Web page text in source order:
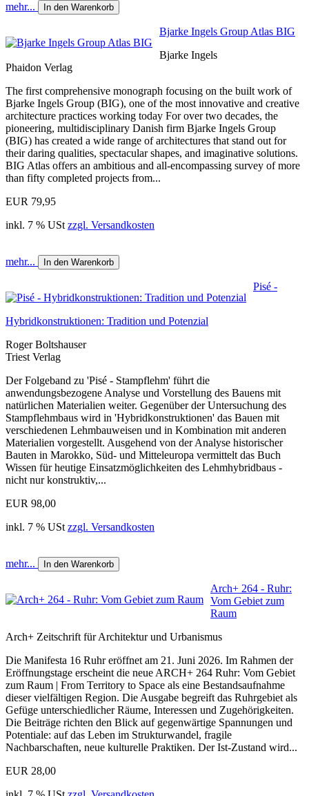
mehr... In den Warenkorb
Bjarke Ingels Group Atlas BIG
Bjarke Ingels
Phaidon Verlag
The first comprehensive monograph focusing on the built work of
Bjarke Ingels Group (BIG), one of the most innovative and creative
architecture practices working today For over two decades, the
pioneering, multidisciplinary Danish firm Bjarke Ingels Group
(BIG) has created a wide range of architectures that stand out for
their daring qualities, spectacular shapes, and imaginative solutions.
BIG Atlas offers an ambitious and all-encompassing survey of more
than fifty completed projects from...
EUR 79,95
inkl. 7 % USt zzgl. Versandkosten
mehr... In den Warenkorb
Pisé -
Hybridkonstruktionen: Tradition und Potenzial
Roger Boltshauser
Triest Verlag
Der Folgeband zu 'Pisé - Stampflehm' führt die
anwendungsbezogene Analyse und Vorstellung des Bauens mit
natürlichen Materialien weiter. Gegenüber der Untersuchung des
Stampflehmbaus wird in 'Hybridkonstruktionen' das Bauen mit
verschiedenen Lehmbauweisen und in Kombination mit anderen
Materialien vorgestellt. Ausgehend von der Analyse historischer
Bauten in Marokko, Süd- und Mitteleuropa vermittelt das Buch
Wissen für heutige Einsatzmöglichkeiten des Lehmhybridbaus -
nicht nur konstruktiv,...
EUR 98,00
inkl. 7 % USt zzgl. Versandkosten
mehr... In den Warenkorb
Arch+ 264 - Ruhr:
Vom Gebiet zum
Raum
Arch+ Zeitschrift für Architektur und Urbanismus
Die Manifesta 16 Ruhr eröffnet am 21. Juni 2026. Im Rahmen der
Eröffnungstage erscheint die neue ARCH+ 264 Ruhr: Vom Gebiet
zum Raum | From Territory to Space als eine Bestandsaufnahme
dieser vielfältigen Region. Die Ausgabe begreift das Ruhrgebiet als
Gefüge unterschiedlicher Räume, Interessen und Zugehörigkeiten.
Die Beiträge richten den Blick auf gegenwärtige Spannungen und
Potentiale: auf das Leben im Strukturwandel, fragile
Nachbarschaften, neue kulturelle Praktiken. Der Ist-Zustand wird...
EUR 28,00